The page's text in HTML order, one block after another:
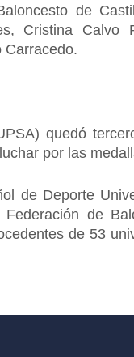
de
Cristina Calvo
Carracedo.
quedó
por las
de Deporte
de
de 53